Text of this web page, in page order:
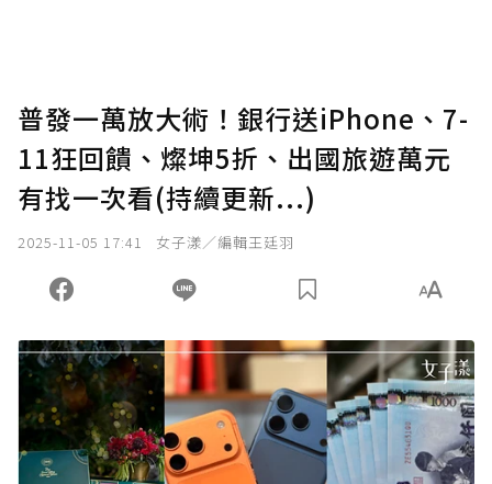
普發一萬放大術！銀行送iPhone、7-
11狂回饋、燦坤5折、出國旅遊萬元
有找一次看(持續更新...)
2025-11-05 17:41 女子漾／編輯王廷羽